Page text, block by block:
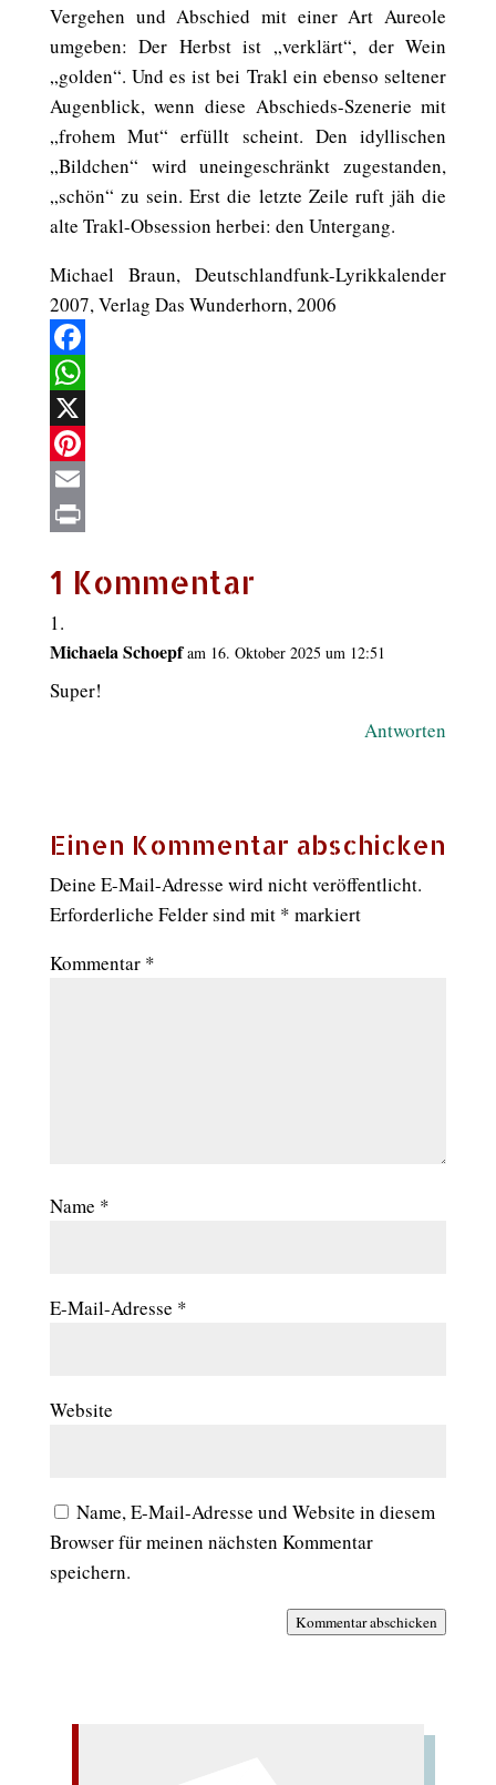
Vergehen und Abschied mit einer Art Aureole
umgeben: Der Herbst ist „verklärt“, der Wein
„golden“. Und es ist bei Trakl ein ebenso seltener
Augenblick, wenn diese Abschieds-Szenerie mit
„frohem Mut“ erfüllt scheint. Den idyllischen
„Bildchen“ wird uneingeschränkt zugestanden,
„schön“ zu sein. Erst die letzte Zeile ruft jäh die
alte Trakl-Obsession herbei: den Untergang.
Michael Braun, Deutschlandfunk-Lyrikkalender
2007, Verlag Das Wunderhorn, 2006
Facebook
WhatsApp
X
Pinterest
Email
1 Kommentar
Michaela Schoepf am 16. Oktober 2025 um 12:51
Super!
Antworten
Einen Kommentar abschicken
Deine E-Mail-Adresse wird nicht veröffentlicht.
Erforderliche Felder sind mit * markiert
Kommentar *
Name *
E-Mail-Adresse *
Website
Name, E-Mail-Adresse und Website in diesem
Browser für meinen nächsten Kommentar
speichern.
Kommentar abschicken